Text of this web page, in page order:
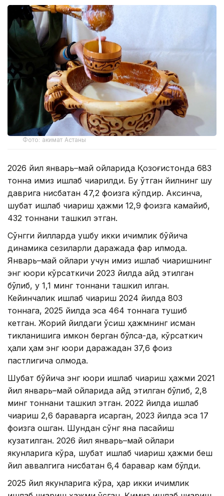
Фото: акимат Астаны
2026 йил январь–май ойларида Қозоғистонда 683
тонна қимиз ишлаб чиқарилди. Бу ўтган йилнинг шу
даврига нисбатан 47,2 фоизга кўпдир. Аксинча,
шубат ишлаб чиқариш ҳажми 12,9 фоизга камайиб,
432 тоннани ташкил этган.
Сўнгги йилларда ушбу икки ичимлик бўйича
динамика сезиларли даражада фарқ қилмоқда.
Январь–май ойлари учун қимиз ишлаб чиқаришнинг
энг юқори кўрсаткичи 2023 йилда қайд этилган
бўлиб, у 1,1 минг тоннани ташкил қилган.
Кейинчалик ишлаб чиқариш 2024 йилда 803
тоннага, 2025 йилда эса 464 тоннага тушиб
кетган. Жорий йилдаги ўсиш ҳажмнинг қисман
тикланишига имкон берган бўлса-да, кўрсаткич
ҳали ҳам энг юқори даражадан 37,6 фоиз
пастлигича қолмоқда.
Шубат бўйича энг юқори ишлаб чиқариш ҳажми 2021
йил январь–май ойларида қайд этилган бўлиб, 2,8
минг тоннани ташкил этган. 2022 йилда ишлаб
чиқариш 2,6 бараварга қисқарган, 2023 йилда эса 17
фоизга ошган. Шундан сўнг яна пасайиш
кузатилган. 2026 йил январь–май ойлари
якунларига кўра, шубат ишлаб чиқариш ҳажми беш
йил аввалгига нисбатан 6,4 баравар кам бўлди.
2025 йил якунларига кўра, ҳар икки ичимлик